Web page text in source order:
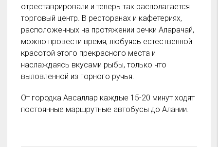
отреставрировали и теперь так располагается
торговый центр. В ресторанах и кафетериях,
расположенных на протяжении речки Аларачай,
можно провести время, любуясь естественной
красотой этого прекрасного места и
наслаждаясь вкусами рыбы, только что
выловленной из горного ручья.
От городка Авсаллар каждые 15-20 минут ходят
постоянные маршрутные автобусы до Алании.